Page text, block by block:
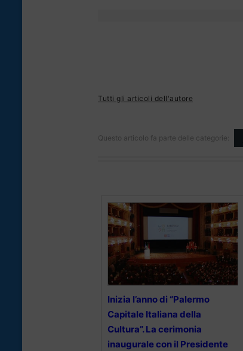
Tutti gli articoli dell'autore
Questo articolo fa parte delle categorie:
Inizia l’anno di “Palermo
Capitale Italiana della
Cultura”. La cerimonia
inaugurale con il Presidente